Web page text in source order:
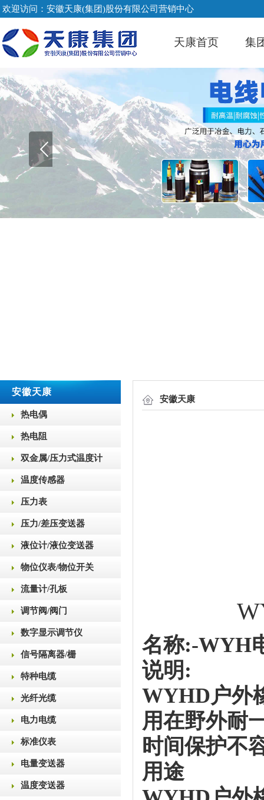
欢迎访问：安徽天康(集团)股份有限公司营销中心
天康首页 集
安徽天康
热电偶
热电阻
双金属/压力式温度计
温度传感器
压力表
压力/差压变送器
液位计/液位变送器
物位仪表/物位开关
流量计/孔板
调节阀/阀门
数字显示调节仪
信号隔离器/栅
特种电缆
光纤光缆
电力电缆
标准仪表
电量变送器
温度变送器
安徽天康
名称:-WYH
说明 :
WYHD户外
用在野外耐
时间保护不
用途